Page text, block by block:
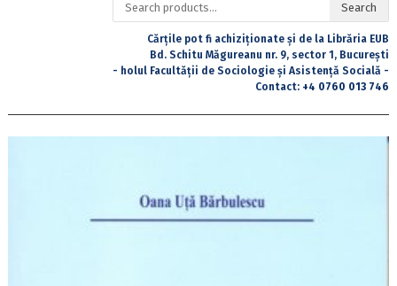
for:
Search
Cărțile pot fi achiziționate și de la Librăria EUB
Bd. Schitu Măgureanu nr. 9, sector 1, București
- holul Facultății de Sociologie și Asistență Socială -
Contact: +4 0760 013 746